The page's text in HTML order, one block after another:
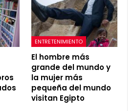
ENTRETENIMIENTO
El hombre más
grande del mundo y
la mujer más
pequeña del mundo
visitan Egipto